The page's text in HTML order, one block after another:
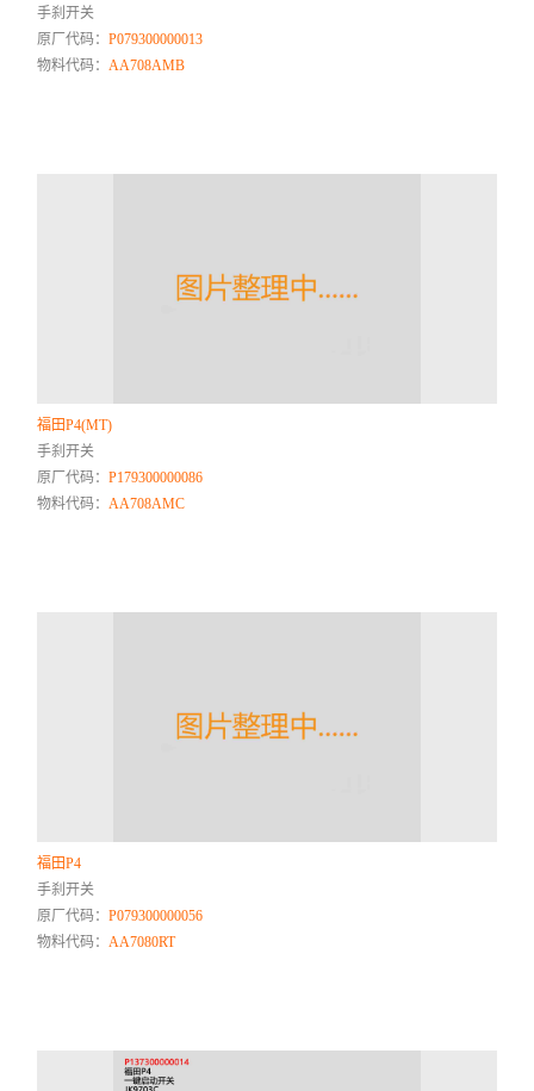
手刹开关
原厂代码：P079300000013
物料代码： AA708AMB
福田P4(MT)
手刹开关
原厂代码：P179300000086
物料代码： AA708AMC
福田P4
手刹开关
原厂代码：P079300000056
物料代码： AA7080RT